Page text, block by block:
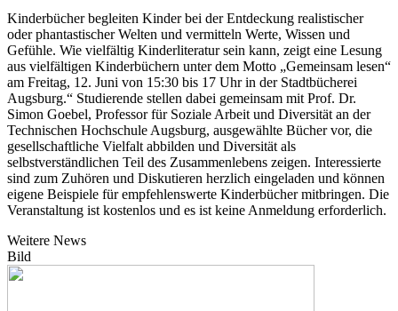
Kinderbücher begleiten Kinder bei der Entdeckung realistischer
oder phantastischer Welten und vermitteln Werte, Wissen und
Gefühle. Wie vielfältig Kinderliteratur sein kann, zeigt eine Lesung
aus vielfältigen Kinderbüchern unter dem Motto „Gemeinsam lesen“
am Freitag, 12. Juni von 15:30 bis 17 Uhr in der Stadtbücherei
Augsburg.“ Studierende stellen dabei gemeinsam mit Prof. Dr.
Simon Goebel, Professor für Soziale Arbeit und Diversität an der
Technischen Hochschule Augsburg, ausgewählte Bücher vor, die
gesellschaftliche Vielfalt abbilden und Diversität als
selbstverständlichen Teil des Zusammenlebens zeigen. Interessierte
sind zum Zuhören und Diskutieren herzlich eingeladen und können
eigene Beispiele für empfehlenswerte Kinderbücher mitbringen. Die
Veranstaltung ist kostenlos und es ist keine Anmeldung erforderlich.
Weitere News
Bild